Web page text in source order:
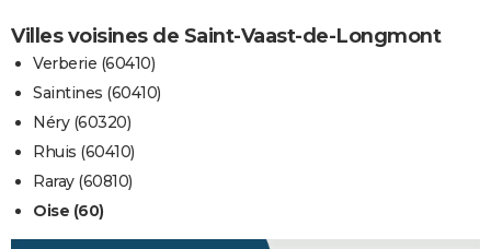
Villes voisines de Saint-Vaast-de-Longmont
Verberie (60410)
Saintines (60410)
Néry (60320)
Rhuis (60410)
Raray (60810)
Oise (60)